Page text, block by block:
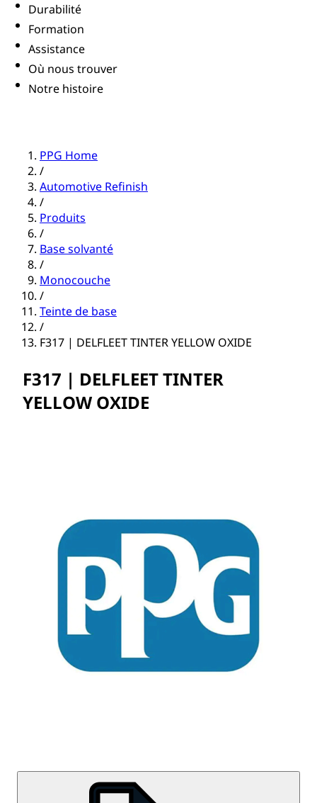
Durabilité
Formation
Assistance
Où nous trouver
Notre histoire
PPG Home
/
Automotive Refinish
/
Produits
/
Base solvanté
/
Monocouche
/
Teinte de base
/
F317 | DELFLEET TINTER YELLOW OXIDE
F317 | DELFLEET TINTER
YELLOW OXIDE